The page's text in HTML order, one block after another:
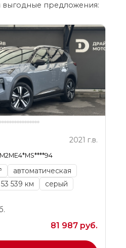
выгодные предложения:
2021 г.в.
автоматическая
53 539 км серый
81 987 руб.